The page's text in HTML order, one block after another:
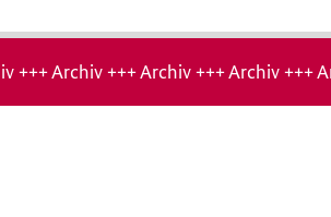
+++ Archiv +++ Archiv +++ Archiv +++